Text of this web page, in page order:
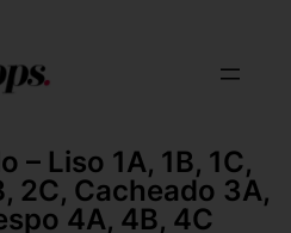
– Liso 1A, 1B, 1C,
2C, Cacheado 3A,
4A, 4B, 4C